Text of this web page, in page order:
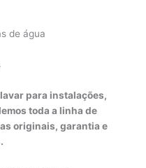
de água
para instalações,
toda a linha de
originais, garantia e